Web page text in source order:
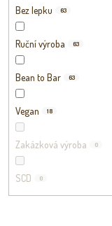
Bez lepku 63
Ruční výroba 63
Bean to Bar 63
Vegan 18
Zakázková výroba 0
SCD 0